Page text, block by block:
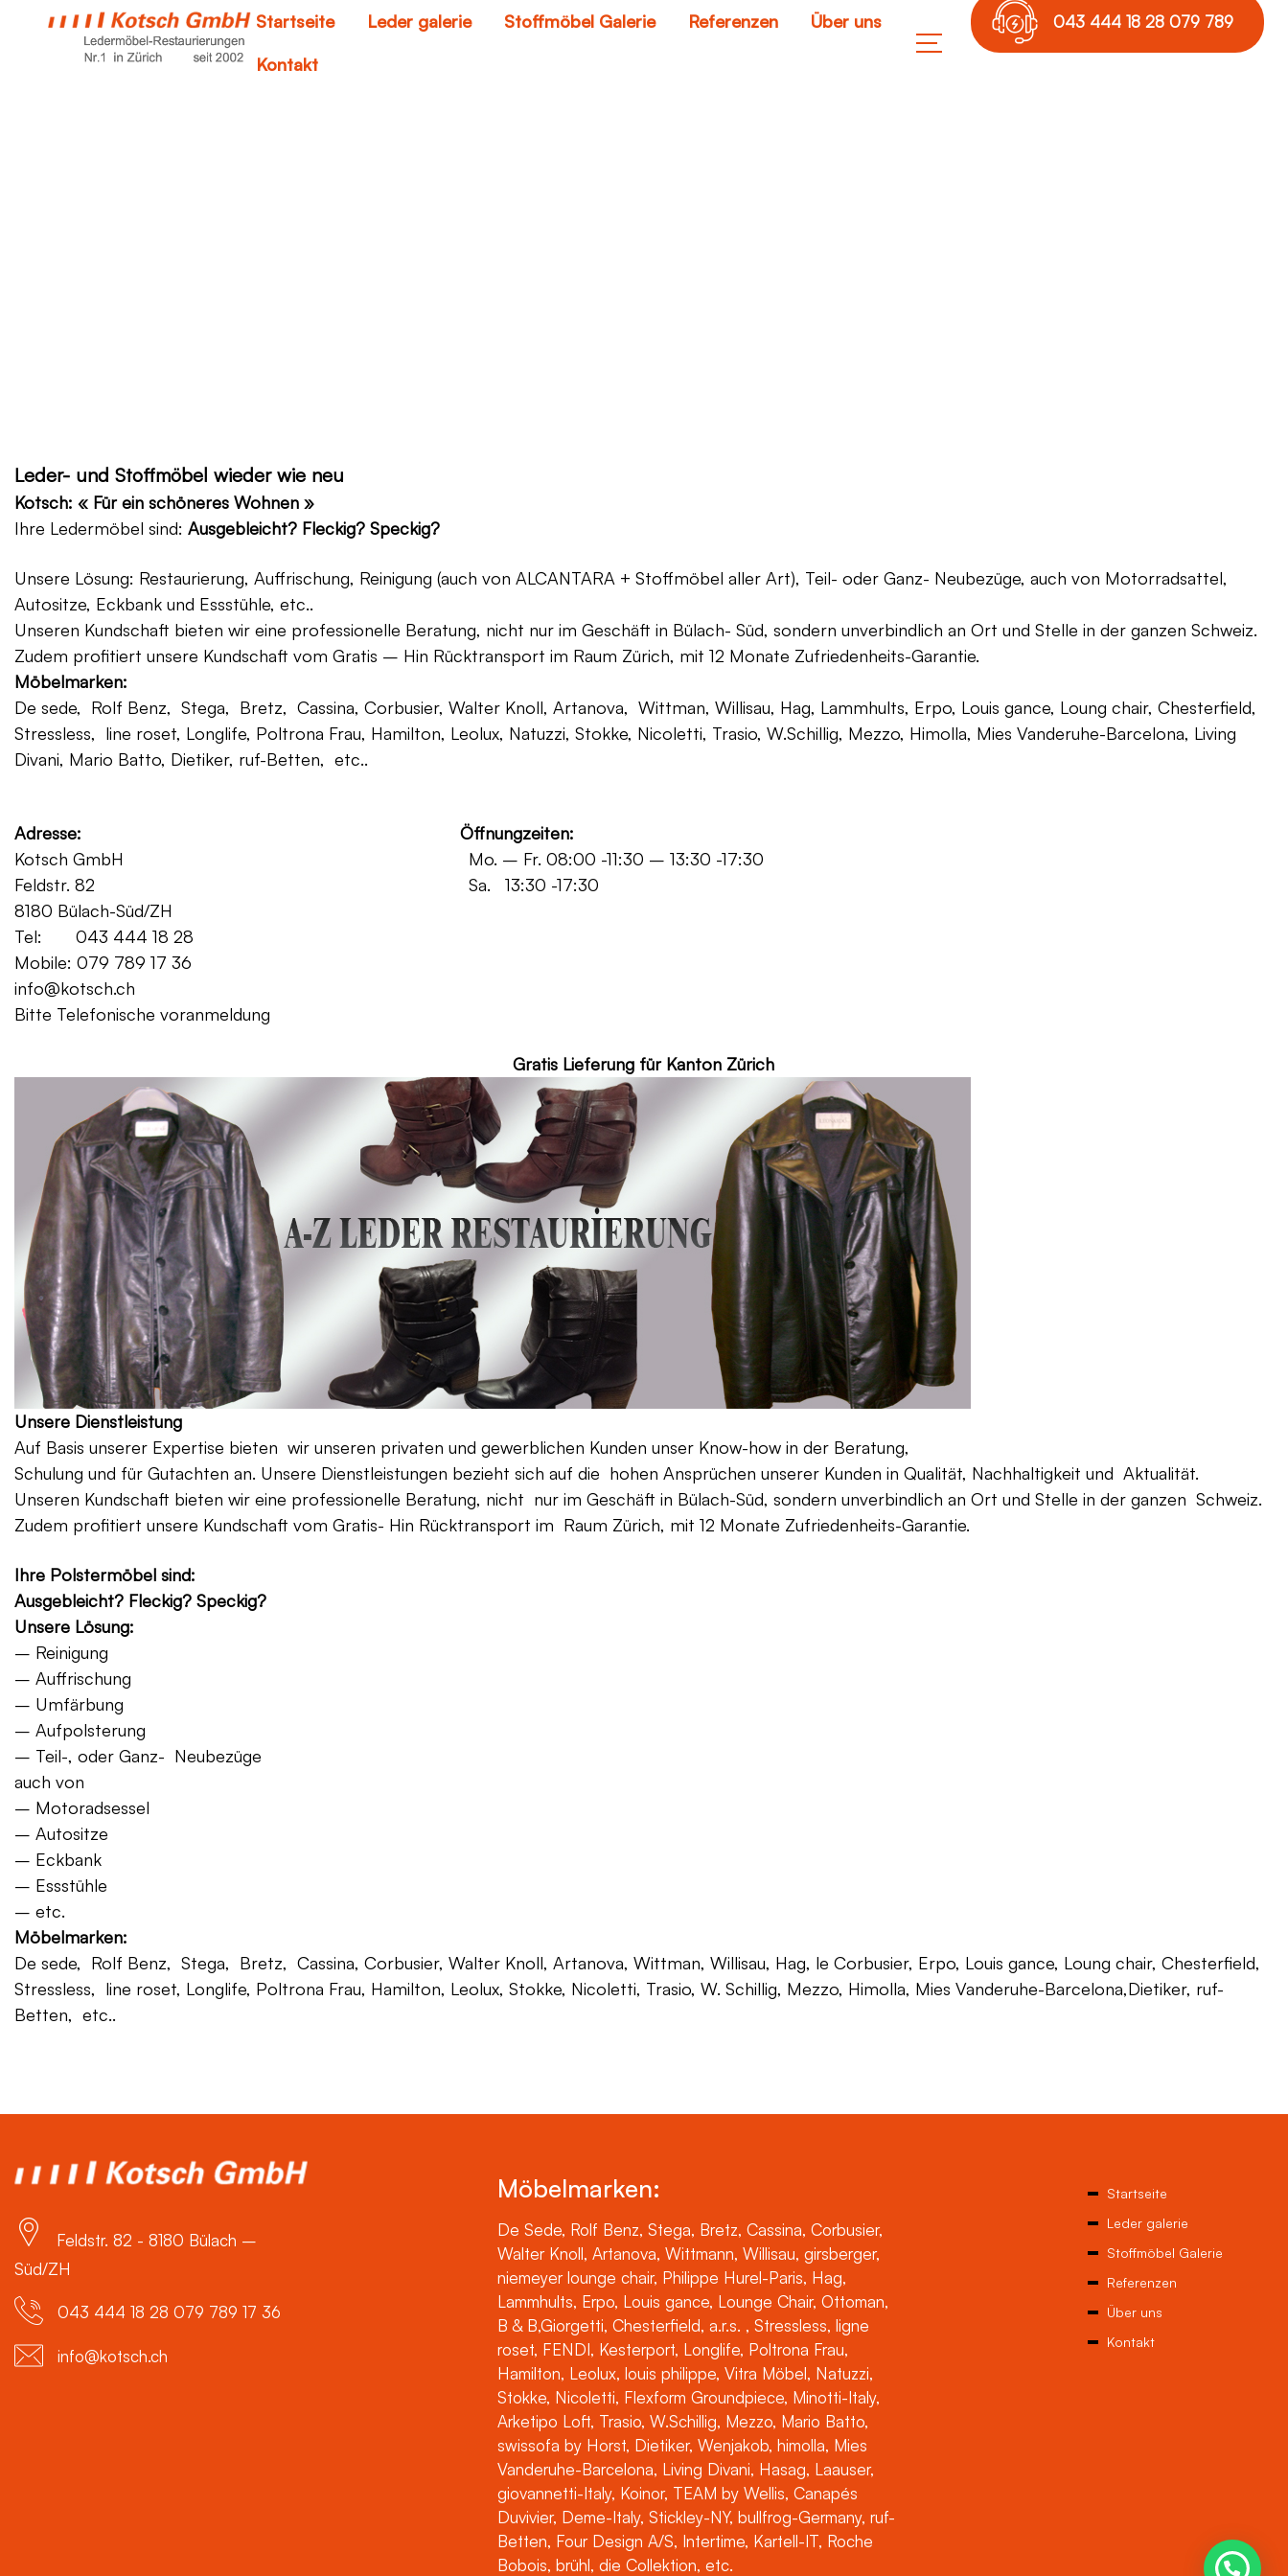
Startseite Leder galerie Stoffmöbel Galerie Referenzen Über uns
Kontakt
043 444 18 28 079 789
Leder- und Stoffmöbel wieder wie neu
Kotsch: « Für ein schöneres Wohnen »
Ihre Ledermöbel sind: Ausgebleicht? Fleckig? Speckig?
Unsere Lösung: Restaurierung, Auffrischung, Reinigung (auch von ALCANTARA + Stoffmöbel aller Art), Teil- oder Ganz- Neubezüge, auch von Motorradsattel,
Autositze, Eckbank und Essstühle, etc..
Unseren Kundschaft bieten wir eine professionelle Beratung, nicht nur im Geschäft in Bülach- Süd, sondern unverbindlich an Ort und Stelle in der ganzen Schweiz.
Zudem profitiert unsere Kundschaft vom Gratis – Hin Rücktransport im Raum Zürich, mit 12 Monate Zufriedenheits-Garantie.
Möbelmarken:
De sede, Rolf Benz, Stega, Bretz, Cassina, Corbusier, Walter Knoll, Artanova, Wittman, Willisau, Hag, Lammhults, Erpo, Louis gance, Loung chair, Chesterfield,
Stressless, line roset, Longlife, Poltrona Frau, Hamilton, Leolux, Natuzzi, Stokke, Nicoletti, Trasio, W.Schillig, Mezzo, Himolla, Mies Vanderuhe-Barcelona, Living
Divani, Mario Batto, Dietiker, ruf-Betten, etc..
Adresse:
Öffnungzeiten:
Kotsch GmbH Mo. – Fr. 08:00 -11:30 – 13:30 -17:30
Feldstr. 82 Sa. 13:30 -17:30
8180 Bülach-Süd/ZH
Tel: 043 444 18 28
Mobile: 079 789 17 36
info@kotsch.ch
Bitte Telefonische voranmeldung
Gratis Lieferung für Kanton Zürich
Unsere Dienstleistung
Auf Basis unserer Expertise bieten wir unseren privaten und gewerblichen Kunden unser Know-how in der Beratung,
Schulung und für Gutachten an. Unsere Dienstleistungen bezieht sich auf die hohen Ansprüchen unserer Kunden in Qualität, Nachhaltigkeit und Aktualität.
Unseren Kundschaft bieten wir eine professionelle Beratung, nicht nur im Geschäft in Bülach-Süd, sondern unverbindlich an Ort und Stelle in der ganzen Schweiz.
Zudem profitiert unsere Kundschaft vom Gratis- Hin Rücktransport im Raum Zürich, mit 12 Monate Zufriedenheits-Garantie.
Ihre Polstermöbel sind:
Ausgebleicht? Fleckig? Speckig?
Unsere Lösung:
– Reinigung
– Auffrischung
– Umfärbung
– Aufpolsterung
– Teil-, oder Ganz- Neubezüge
auch von
– Motoradsessel
– Autositze
– Eckbank
– Essstühle
– etc.
Möbelmarken:
De sede, Rolf Benz, Stega, Bretz, Cassina, Corbusier, Walter Knoll, Artanova, Wittman, Willisau, Hag, le Corbusier, Erpo, Louis gance, Loung chair, Chesterfield,
Stressless, line roset, Longlife, Poltrona Frau, Hamilton, Leolux, Stokke, Nicoletti, Trasio, W. Schillig, Mezzo, Himolla, Mies Vanderuhe-Barcelona,Dietiker, ruf-
Betten, etc..
Feldstr. 82 - 8180 Bülach –
Süd/ZH
043 444 18 28 079 789 17 36
info@kotsch.ch
Möbelmarken:
De Sede, Rolf Benz, Stega, Bretz, Cassina, Corbusier,
Walter Knoll, Artanova, Wittmann, Willisau, girsberger,
niemeyer lounge chair, Philippe Hurel-Paris, Hag,
Lammhults, Erpo, Louis gance, Lounge Chair, Ottoman,
B & B,Giorgetti, Chesterfield, a.r.s. , Stressless, ligne
roset, FENDI, Kesterport, Longlife, Poltrona Frau,
Hamilton, Leolux, louis philippe, Vitra Möbel, Natuzzi,
Stokke, Nicoletti, Flexform Groundpiece, Minotti-Italy,
Arketipo Loft, Trasio, W.Schillig, Mezzo, Mario Batto,
swissofa by Horst, Dietiker, Wenjakob, himolla, Mies
Vanderuhe-Barcelona, Living Divani, Hasag, Laauser,
giovannetti-Italy, Koinor, TEAM by Wellis, Canapés
Duvivier, Deme-Italy, Stickley-NY, bullfrog-Germany, ruf-
Betten, Four Design A/S, Intertime, Kartell-IT, Roche
Bobois, brühl, die Collektion, etc.
Startseite
Leder galerie
Stoffmöbel Galerie
Referenzen
Über uns
Kontakt